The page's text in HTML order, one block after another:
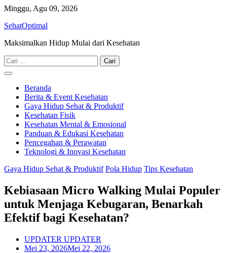
Skip
content
Minggu, Agu 09, 2026
SehatOptimal
Maksimalkan Hidup Mulai dari Kesehatan
Cari
untuk:
Beranda
Berita & Event Kesehatan
Gaya Hidup Sehat & Produktif
Kesehatan Fisik
Kesehatan Mental & Emosional
Panduan & Edukasi Kesehatan
Pencegahan & Perawatan
Teknologi & Inovasi Kesehatan
Gaya Hidup Sehat & Produktif Pola Hidup Tips Kesehatan
Kebiasaan Micro Walking Mulai Populer
untuk Menjaga Kebugaran, Benarkah
Efektif bagi Kesehatan?
UPDATER UPDATER
Mei 23, 2026Mei 22, 2026